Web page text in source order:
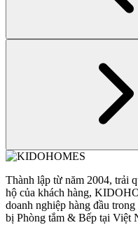
Thành lập từ năm 2004, trải
hộ của khách hàng,
doanh nghiệp hàng đầu
bị Phòng tắm & Bếp tại Việt